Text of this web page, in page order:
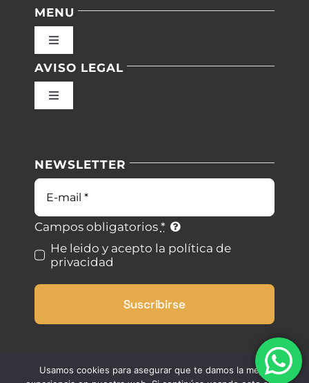
MENU
Toggle
Inicio
Blog
Contacto
AVISO LEGAL
Toggle
Condiciones de uso
Ley de cookies
Desistimiento
NEWSLETTER
Correo
electrónico
Campos obligatorios *
He leido y acepto la política de
privacidad
Suscribirse
Usamos cookies para asegurar que te damos la mejor